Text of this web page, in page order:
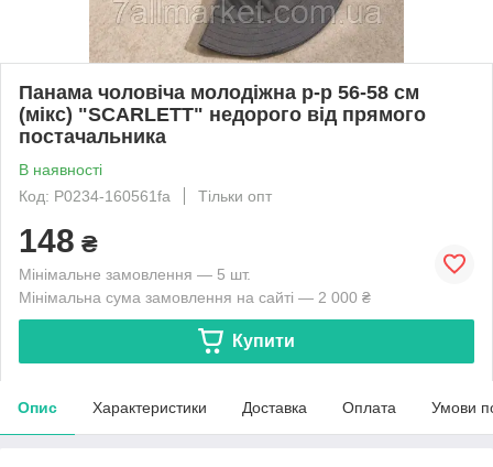
Панама чоловіча молодіжна р-р 56-58 см
(мікс) "SCARLETT" недорого від прямого
постачальника
В наявності
Код: P0234-160561fa
Тільки опт
148 ₴
Мінімальне замовлення — 5 шт.
Мінімальна сума замовлення на сайті — 2 000 ₴
Купити
Опис Характеристики Доставка Оплата Умови